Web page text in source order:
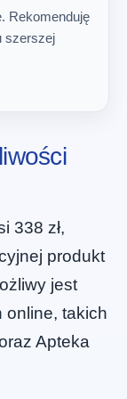
Rekomenduję
szerszej
338 zł,
produkt
jest
online, takich
Apteka